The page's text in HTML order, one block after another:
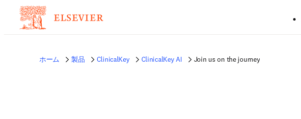
ホーム 製品 ClinicalKey ClinicalKey AI Join us on the journey